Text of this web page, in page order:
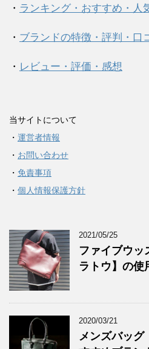
・ ランキング・おすすめ・人
・ ブランドの特徴・評判・口
・ レビュー・評価・感想
当サイトについて
・ 運営者情報
・ お問い合わせ
・ 免責事項
・ 個人情報保護方針
2021/05/25
ファイブウッ
ラトウ】の使
2020/03/21
メンズバッグ